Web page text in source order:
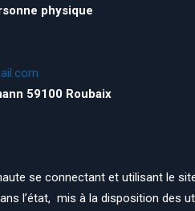
physique
59100 Roubaix
se connectant et utilisant le
l’état, mis à la disposition des